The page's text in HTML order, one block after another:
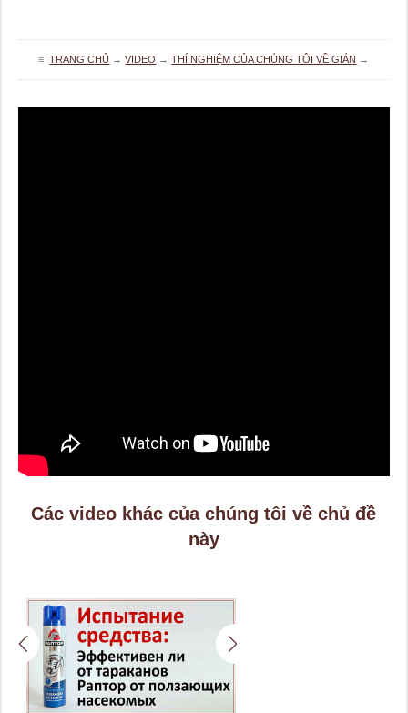
≡TRANG CHỦ →VIDEO →THÍ NGHIỆM CỦA CHÚNG TÔI VỀ GIÁN →
Các video khác của chúng tôi về chủ đề
này